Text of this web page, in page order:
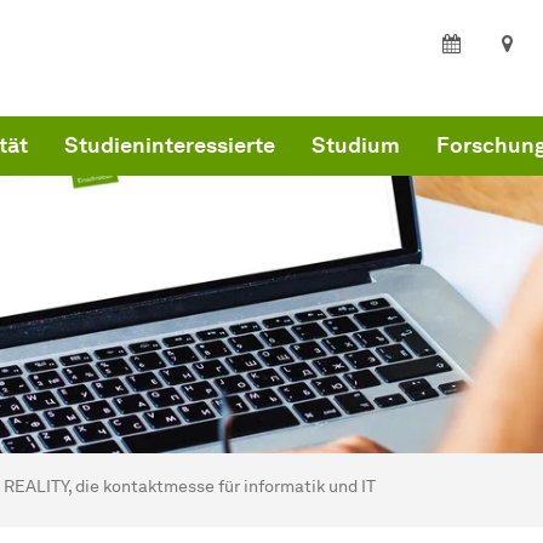
Studieninteressierte Studium
hier:
Statistik
REALITY, die kontaktmesse für informatik und IT